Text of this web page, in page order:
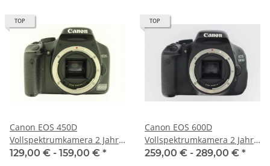
TOP
Canon EOS 450D
Vollspektrumkamera 2 Jahre
Gewährleistung
129,00 € - 159,00 € *
TOP
Canon EOS 600D
Vollspektrumkamera 2 Jahre
Gewährleistung
259,00 € - 289,00 € *